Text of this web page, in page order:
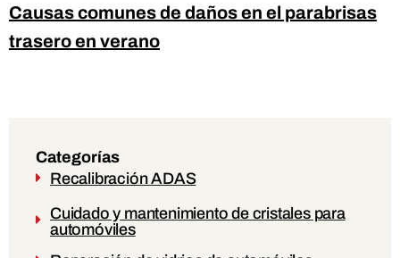
Causas comunes de daños en el parabrisas
trasero en verano
Categorías
Recalibración ADAS
Cuidado y mantenimiento de cristales para
automóviles